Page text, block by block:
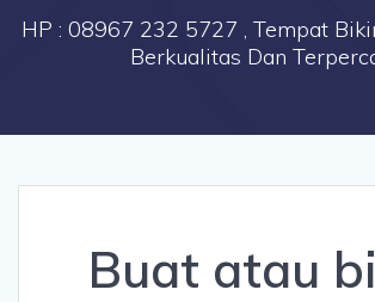
HP : 08967 232 5727 , Tempat
Berkualitas Dan
Buat atau